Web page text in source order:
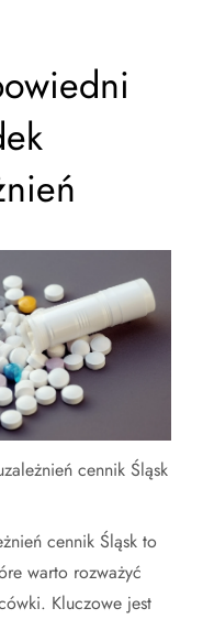
cennik Śląsk
cennik Śląsk to
warto rozważyć
Kluczowe jest